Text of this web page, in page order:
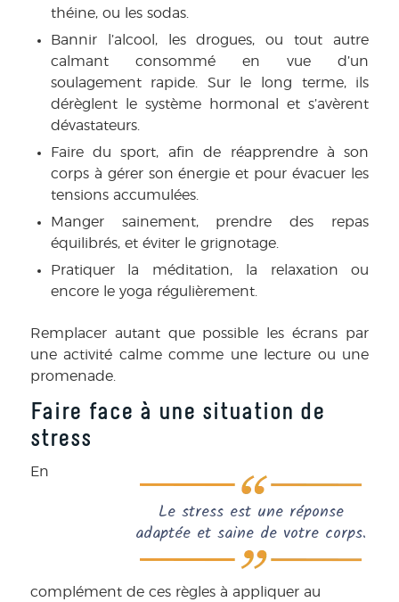
théine, ou les sodas.
Bannir l’alcool, les drogues, ou tout autre
calmant consommé en vue d’un
soulagement rapide. Sur le long terme, ils
dérèglent le système hormonal et s’avèrent
dévastateurs.
Faire du sport, afin de réapprendre à son
corps à gérer son énergie et pour évacuer les
tensions accumulées.
Manger sainement, prendre des repas
équilibrés, et éviter le grignotage.
Pratiquer la méditation, la relaxation ou
encore le yoga régulièrement.
Remplacer autant que possible les écrans par
une activité calme comme une lecture ou une
promenade.
Faire face à une situation de
stress
Le stress est une réponse
adaptée et saine de votre corps.
En
complément de ces règles à appliquer au